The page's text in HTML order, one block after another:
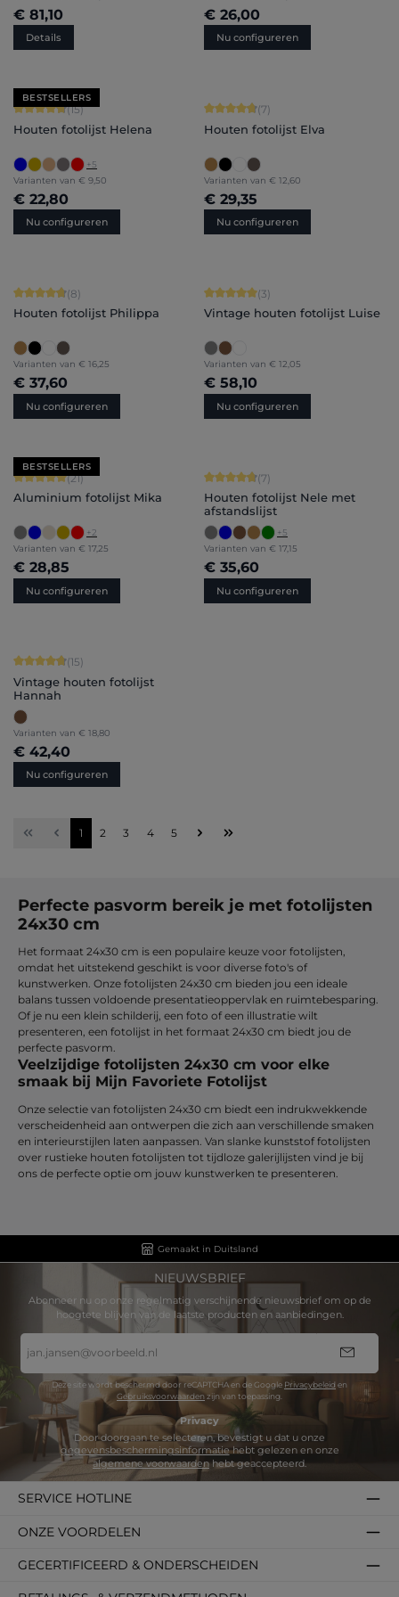
€ 81,10
Details
€ 26,00
Nu configureren
BESTSELLERS
Gemiddelde waardering van 4.8 van 5 sterren
(15)
Houten fotolijst Helena
+5
Varianten van € 9,50
€ 22,80
Nu configureren
Gemiddelde waardering van 4.86
(7)
Houten fotolijst Elva
Varianten van € 12,60
€ 29,35
Nu configureren
Gemiddelde waardering van 4.75 van 5 sterren
(8)
Houten fotolijst Philippa
Varianten van € 16,25
€ 37,60
Nu configureren
Gemiddelde waardering van 5 van 5
(3)
Vintage houten fotolijst Luise
Varianten van € 12,05
€ 58,10
Nu configureren
BESTSELLERS
Gemiddelde waardering van 5 van 5 sterren
(21)
Aluminium fotolijst Mika
+2
Varianten van € 17,25
€ 28,85
Nu configureren
Gemiddelde waardering van 4.71
(7)
Houten fotolijst Nele met
afstandslijst
+5
Varianten van € 17,15
€ 35,60
Nu configureren
Gemiddelde waardering van 4.87 van 5 sterren
(15)
Vintage houten fotolijst
Hannah
Varianten van € 18,80
€ 42,40
Nu configureren
Pagina
1 Pagina
2 Pagina
3 Pagina
4 Pagina
5
Perfecte pasvorm bereik je met fotolijsten
24x30 cm
Het formaat 24x30 cm is een populaire keuze voor fotolijsten,
omdat het uitstekend geschikt is voor diverse foto's of
kunstwerken. Onze fotolijsten 24x30 cm bieden jou een ideale
balans tussen voldoende presentatieoppervlak en ruimtebesparing.
Of je nu een klein schilderij, een foto of een illustratie wilt
presenteren, een fotolijst in het formaat 24x30 cm biedt jou de
perfecte pasvorm.
Veelzijdige fotolijsten 24x30 cm voor elke
smaak bij Mijn Favoriete Fotolijst
Onze selectie van fotolijsten 24x30 cm biedt een indrukwekkende
verscheidenheid aan ontwerpen die zich aan verschillende smaken
en interieurstijlen laten aanpassen. Van slanke kunststof fotolijsten
over rustieke houten fotolijsten tot tijdloze galerijlijsten vind je bij
ons de perfecte optie om jouw kunstwerken te presenteren.
Gemaakt in Duitsland
NIEUWSBRIEF
Abonneer nu op onze regelmatig verschijnende nieuwsbrief om op de
hoogtete blijven van de laatste producten en aanbiedingen.
mailadres
*
Deze site wordt beschermd door reCAPTCHA en de Google Privacybeleid en
Gebruiksvoorwaardenzijn van toepassing.
Privacy
gegevensbeschermingsinformatie
algemene voorwaardenhebt geaccepteerd.
SERVICE HOTLINE
GECERTIFICEERD & ONDERSCHEIDEN
ONZE VOORDELEN